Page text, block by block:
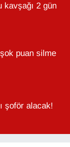
kavşağı 2 gün
puan silme
şoför alacak!